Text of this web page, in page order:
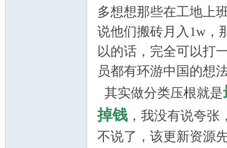
多想想那些在工地上
说他们搬砖月入1w，
以的话，完全可以打
员都有环游中国的想
其实做分类压根就是
掉钱 ，我没有说夸
不说了，该更新资源